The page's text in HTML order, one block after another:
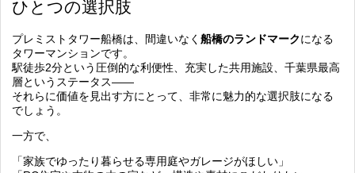
ひとつの選択肢
プレミストタワー船橋は、間違いなく 船橋のランドマークになる
タワーマンションです。
駅徒歩2分という圧倒的な利便性、充実した共用施設、千葉県最高
層というステータス――
それらに価値を見出す方にとって、非常に魅力的な選択肢になる
でしょう。
一方で、
「家族でゆったり暮らせる専用庭やガレージがほしい」